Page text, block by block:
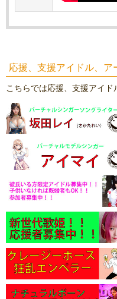
応援、支援アイドル、ア
こちらでは応援、支援アイド